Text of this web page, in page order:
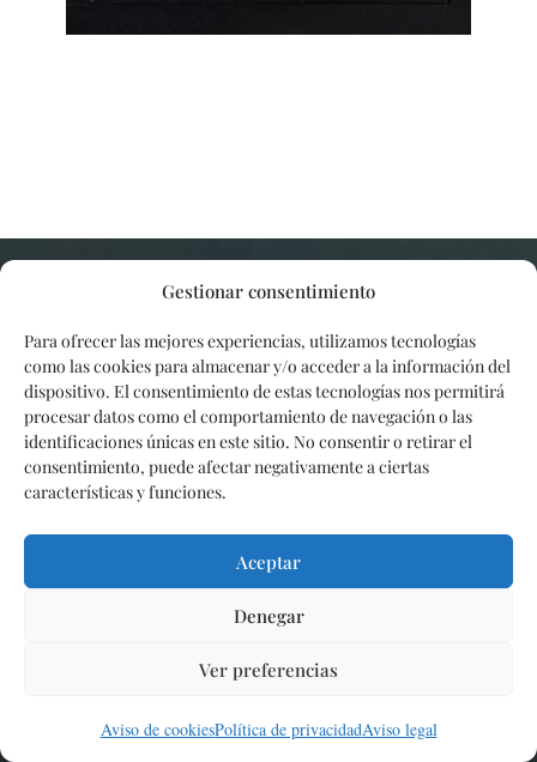
Gestionar consentimiento
Para ofrecer las mejores experiencias, utilizamos tecnologías
como las cookies para almacenar y/o acceder a la información del
dispositivo. El consentimiento de estas tecnologías nos permitirá
procesar datos como el comportamiento de navegación o las
identificaciones únicas en este sitio. No consentir o retirar el
consentimiento, puede afectar negativamente a ciertas
características y funciones.
Aceptar
Denegar
Ver preferencias
Aviso de cookiesPolítica de privacidadAviso legal
Nuestros servicios más solicitados
Instalación de chimeneas
Chimeneas insert
Instalación y venta de estufas de pellets
Instalación y venta de estufas de leña
Barbacoas de obra